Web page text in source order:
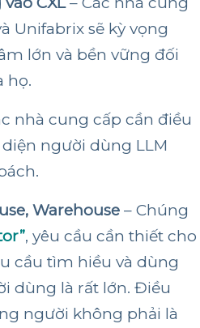
Unifabrix sẽ kỳ vọng
lớn và bền vững đối
họ.
nhà cung cấp cần điều
người dùng LLM
Warehouse – Chúng
, yêu cầu cần thiết cho
cầu tìm hiều và dùng
dùng là rất lớn. Điều
người không phải là